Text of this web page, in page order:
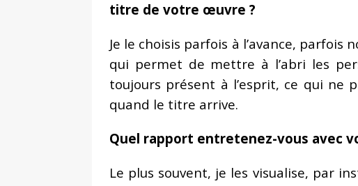
titre de votre œuvre ?
Je le choisis parfois à l’avance,
qui permet de mettre à l’abri les
toujours présent à l’esprit, ce qui ne
quand le titre arrive.
Quel rapport entretenez-vous avec
Le plus souvent, je les visualise, par